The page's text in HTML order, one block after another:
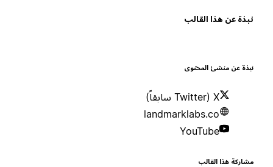
عن هذا القالب
عن منشئ المحتوى
landmarklabs.co
YouTube
هذا القالب